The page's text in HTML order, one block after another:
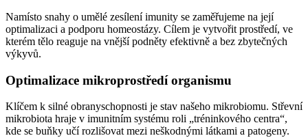
Namísto snahy o umělé zesílení imunity se zaměřujeme na její
optimalizaci a podporu homeostázy. Cílem je vytvořit prostředí, ve
kterém tělo reaguje na vnější podněty efektivně a bez zbytečných
výkyvů.
Optimalizace mikroprostředí organismu
Klíčem k silné obranyschopnosti je stav našeho mikrobiomu. Střevní
mikrobiota hraje v imunitním systému roli „tréninkového centra“,
kde se buňky učí rozlišovat mezi neškodnými látkami a patogeny.